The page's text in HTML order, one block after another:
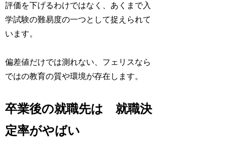
評価を下げるわけではなく、あくまで入
学試験の難易度の一つとして捉えられて
います。
偏差値だけでは測れない、フェリスなら
ではの教育の質や環境が存在します。
卒業後の就職先は 就職決
定率がやばい